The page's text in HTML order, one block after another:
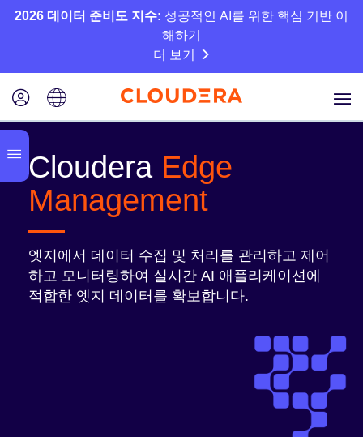
2026 데이터 준비도 지수: 성공적인 AI를 위한 핵심 기반 이
해하기
더 보기
Cloudera Edge
Management
엣지에서 데이터 수집 및 처리를 관리하고 제어
하고 모니터링하여 실시간 AI 애플리케이션에
적합한 엣지 데이터를 확보합니다.